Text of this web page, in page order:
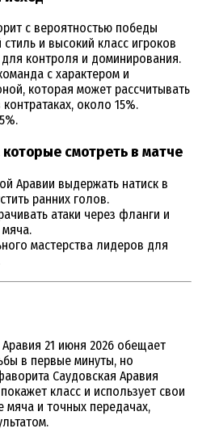
с вероятностью победы
и высокий класс игроков
контроля и доминирования.
с характером и
которая может рассчитывать
около 15%.
смотреть в матче
Аравии выдержать натиск в
ранних голов.
атаки через фланги и
мастерства лидеров для
21 июня 2026 обещает
в первые минуты, но
Саудовская Аравия
класс и использует свои
мяча и точных передачах,